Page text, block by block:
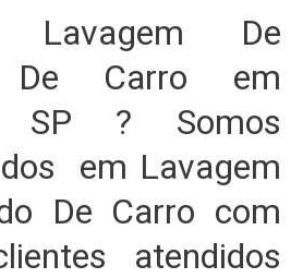
Lavagem De
De Carro em
SP ? Somos
em Lavagem
De Carro com
atendidos